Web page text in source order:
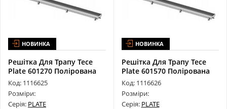
НОВИНКА
Решітка Для Трапу Tece
Plate 601270 Полірована
Для К...
Код: 1116625
Розміри:
Серія: PLATE
НОВИНКА
Решітка Для Трапу Tece
Plate 601570 Полірована
Для К...
Код: 1116626
Розміри:
Серія: PLATE